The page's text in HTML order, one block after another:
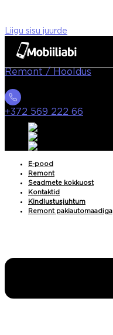
Liigu sisu juurde
Remont / Hooldus
+372 569 222 66
E-pood
Remont
Seadmete kokkuost
Kontaktid
Kindlustusjuhtum
Remont pakiautomaadiga